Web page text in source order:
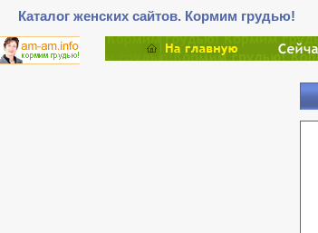
Каталог женских сайтов. Кормим грудью!